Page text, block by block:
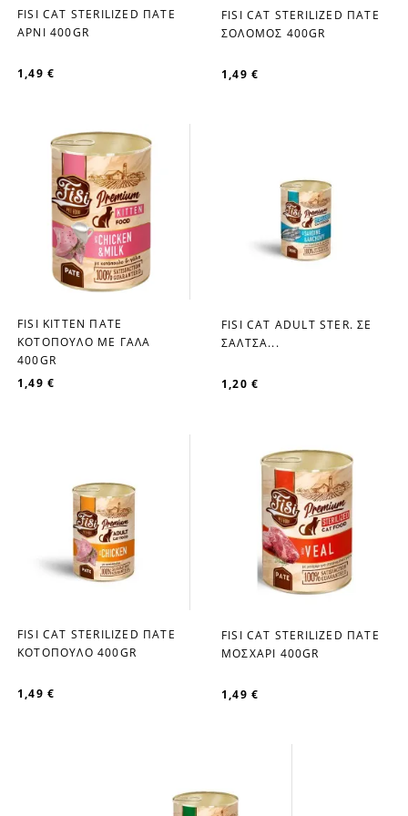
favorite_border
FISI CAT STERILIZED ΠΑΤΕ
ΑΡΝΙ 400GR
1,49 €
favorite_border
FISI CAT STERILIZED ΠΑΤΕ
ΣΟΛΟΜΟΣ 400GR
1,49 €
favorite_border
FISI KITTEN ΠΑΤΕ
ΚΟΤΟΠΟΥΛΟ ΜΕ ΓΑΛΑ
400GR
1,49 €
favorite_border
FISI CAT ADULT STER. ΣΕ
ΣΑΛΤΣΑ...
1,20 €
favorite_border
FISI CAT STERILIZED ΠΑΤΕ
ΚΟΤΟΠΟΥΛΟ 400GR
1,49 €
favorite_border
FISI CAT STERILIZED ΠΑΤΕ
ΜΟΣΧΑΡΙ 400GR
1,49 €